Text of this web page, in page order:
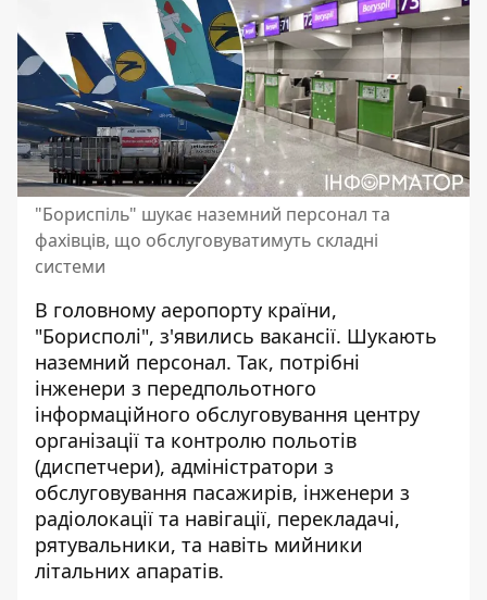
"Бориспіль" шукає наземний персонал та
фахівців, що обслуговуватимуть складні
системи
В головному аеропорту країни,
"Борисполі", з'явились вакансії. Шукають
наземний персонал. Так, потрібні
інженери з передпольотного
інформаційного обслуговування центру
організації та контролю польотів
(диспетчери), адміністратори з
обслуговування пасажирів, інженери з
радіолокації та навігації, перекладачі,
рятувальники, та навіть мийники
літальних апаратів.